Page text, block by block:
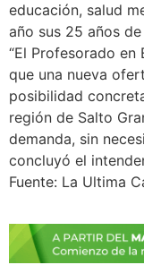
educación, salud
año sus 25 años
“El Profesorado en
que una nueva
posibilidad
región de Salto
demanda, sin
concluyó el
Fuente: La Ultima